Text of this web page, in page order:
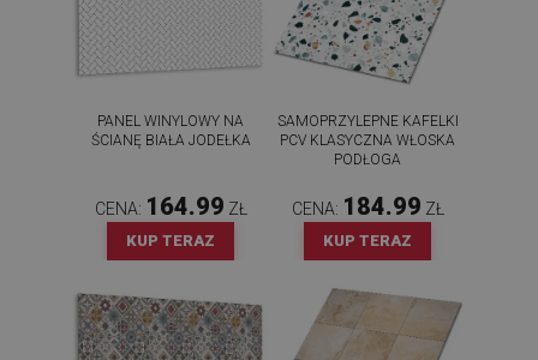
PANEL WINYLOWY NA
ŚCIANĘ BIAŁA JODEŁKA
CENA: 164.99 ZŁ
KUP TERAZ
SAMOPRZYLEPNE KAFELKI
PCV KLASYCZNA WŁOSKA
PODŁOGA
CENA: 184.99 ZŁ
KUP TERAZ